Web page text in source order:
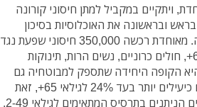
ויתקיים במקביל למתן חיסוני קורונה
ובראשונה את האוכלוסיות בסיכון
ולספק להן הגנה ממחלת השפעת ומסיבוכיה. מאוחדת רכשה 350,000 חיסוני שפעת נגד
4 זנים המיועדים לאוכלוסיות היעד: גילאי 65+, חולים כרוניים, נשים הרות, תינוקות
ועד גיל 12. מאוחדת היא הקופה היחידה שתספק למבוטחיה גם
חיסוני High Dose, שנמצאו על פי מחקרים כיעילים יותר בעד 24% לגילאי 65+, זאת